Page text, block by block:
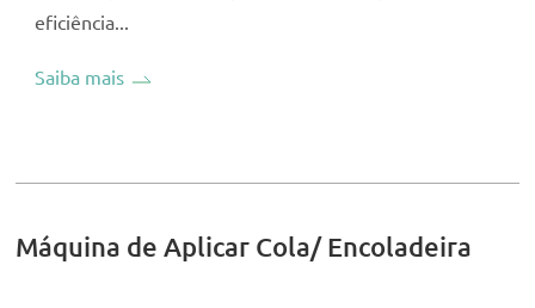
eficiência...
Saiba mais
Máquina de Aplicar Cola/ Encoladeira